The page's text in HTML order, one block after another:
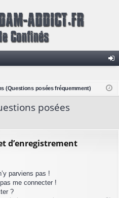
ne
(Questions posées fréquemment)
posées
d’enregistrement
parviens pas !
me connecter !
?